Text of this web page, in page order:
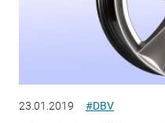
23.01.2019 #DBV